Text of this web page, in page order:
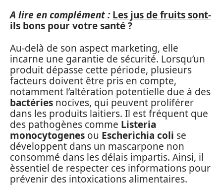
A lire en complément : Les jus de fruits sont-
ils bons pour votre santé ?
Au-delà de son aspect marketing, elle
incarne une garantie de sécurité. Lorsqu’un
produit dépasse cette période, plusieurs
facteurs doivent être pris en compte,
notamment l’altération potentielle due à des
bactéries nocives, qui peuvent proliférer
dans les produits laitiers. Il est fréquent que
des pathogènes comme Listeria
monocytogenes ou Escherichia coli se
développent dans un mascarpone non
consommé dans les délais impartis. Ainsi, il
èssentiel de respecter ces informations pour
prévenir des intoxications alimentaires.